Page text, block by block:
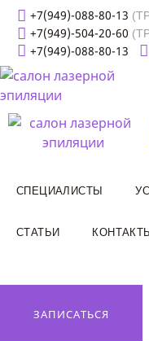
+7(949)-088-80-13
+7(949)-504-20-60
+7(949)-088-80-13
CПЕЦИАЛИСТЫ
СТАТЬИ КОНТАКТЫ
ЗАПИСАТЬСЯ